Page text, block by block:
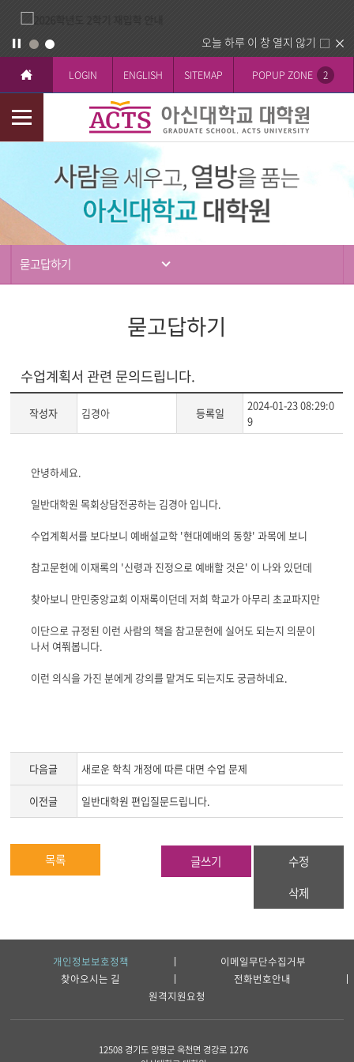
오늘 하루 이 창 열지 않기
LOGIN ENGLISH SITEMAP POPUP ZONE 2
모
바
묻고답하기
묻고답하기
수업계획서 관련 문의드립니다.
작성자 김경아 등록일
2024-01-23 08:29:0
9
게
글
문
안녕하세요.
일반대학원 목회상담전공하는 김경아 입니다.
수업계획서를 보다보니 예배설교학 '현대예배의 동향' 과목에 보니
참고문헌에 이재록의 '신령과 진정으로 예배할 것은' 이 나와 있던데
찾아보니 만민중앙교회 이재록이던데 저희 학교가 아무리 초교파지만
이단으로 규정된 이런 사람의 책을 참고문헌에 실어도 되는지 의문이
나서 여쭤봅니다.
이런 의식을 가진 분에게 강의를 맡겨도 되는지도 궁금하네요.
다음글 새로운 학칙 개정에 따른 대면 수업 문제
이전글 일반대학원 편입질문드립니다.
목록 글쓰기
수정
삭제
개인정보보호정책
이메일무단수집거부
찾아오시는 길
전화번호안내
원격지원요청
12508 경기도 양평군 옥천면 경강로 1276